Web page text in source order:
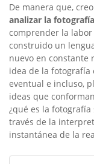
De manera que,
analizar la
comprender la
construido un
nuevo en constante
idea de la fotografía
eventual e incluso,
ideas que
¿qué es la
través de la
instantánea de la